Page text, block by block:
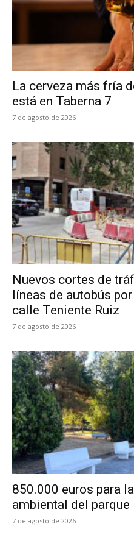
La cerveza más fría
está en Taberna 7
7 de agosto de 2026
Nuevos cortes de
líneas de autobús
calle Teniente Ruiz
7 de agosto de 2026
850.000 euros para
ambiental del
7 de agosto de 2026